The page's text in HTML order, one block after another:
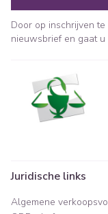
Door op inschrijven
nieuwsbrief en gaat
Juridische links
Algemene